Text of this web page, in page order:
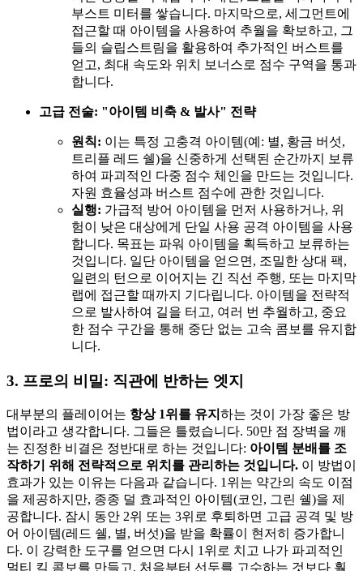
부스트 미터를 쌓습니다. 마지막으로, 세그먼트에
접근할 때 아이템을 사용하여 추월을 확보하고, 그
들의 슬립스트림을 활용하여 추가적인 버스트를
얻고, 최대 속도와 위치 보너스로 점수 구역을 통과
합니다.
고급 전술: "아이템 비축 & 발사" 전략
원칙: 이는 특정 고충격 아이템(예: 별, 황금 버섯,
트리플 레드 쉘)을 신중하게 선택된 순간까지 보류
하여 파괴적인 다중 점수 체인을 만드는 것입니다.
자원 효율성과 버스트 점수에 관한 것입니다.
실행: 가급적 방어 아이템을 먼저 사용하거나, 위
험이 낮은 대상에게 단일 사용 공격 아이템을 사용
합니다. 목표는 파워 아이템을 획득하고 보류하는
것입니다. 일단 아이템을 얻으면, 조밀한 상대 팩,
일련의 턴으로 이어지는 긴 직선 주행, 또는 마지막
랩에 접근할 때까지 기다립니다. 아이템을 전략적
으로 발사하여 길을 터고, 여러 번 추월하고, 중요
한 점수 구간을 통해 중단 없는 고속 콤보를 유지합
니다.
3. 프로의 비밀: 직관에 반하는 엣지
대부분의 플레이어는 항상 1위를 유지 하는 것이 가장 좋은 방
법이라고 생각합니다. 그들은 틀렸습니다. 50만 점 장벽을 깨
는 진정한 비결은 정반대로 하는 것입니다: 아이템 분배를 조
작하기 위해 전략적으로 위치를 관리하는 것입니다. 이 방법이
효과가 있는 이유는 다음과 같습니다. 1위는 약간의 속도 이점
을 제공하지만, 종종 덜 효과적인 아이템(코인, 그린 쉘)을 제
공합니다. 잠시 동안 2위 또는 3위로 후퇴하면 고급 공격 및 방
어 아이템(레드 쉘, 별, 버섯)을 받을 확률이 현저히 증가합니
다. 이 강력한 도구를 얻으면 다시 1위로 치고 나가 파괴적인
멀티 킬 콤보를 만들고, 처음부터 선두를 고수하는 것보다 훨